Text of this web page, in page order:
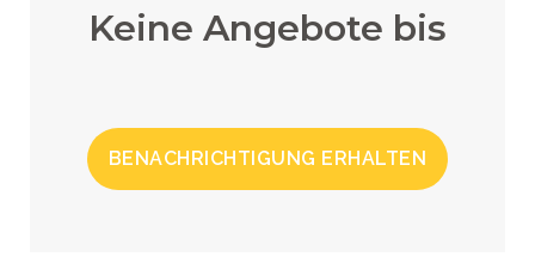
Keine Angebote bis
BENACHRICHTIGUNG ERHALTEN